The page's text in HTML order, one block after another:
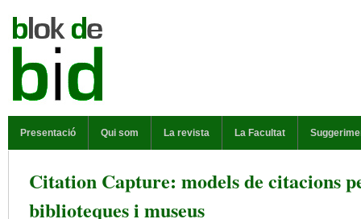
Presentació Qui som La revista La Facultat
Citation Capture: models de citacions
biblioteques i museus